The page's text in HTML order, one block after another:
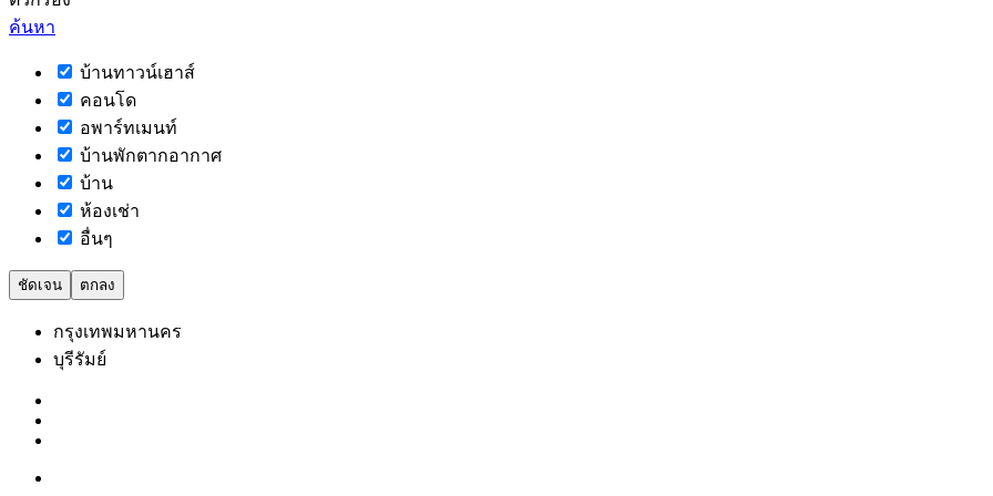
ค้นหา
บ้านทาวน์เฮาส์
คอนโด
อพาร์ทเมนท์
บ้านพักตากอากาศ
บ้าน
ห้องเช่า
อื่นๆ
ชัดเจน ตกลง
กรุงเทพมหานคร
บุรีรัมย์